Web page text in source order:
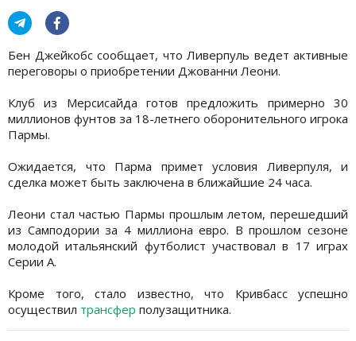
Бен Джейкобс сообщает, что Ливерпуль ведет активные
переговоры о приобретении Джованни Леони.
Клуб из Мерсисайда готов предложить примерно 30
миллионов фунтов за 18-летнего оборонительного игрока
Пармы.
Ожидается, что Парма примет условия Ливерпуля, и
сделка может быть заключена в ближайшие 24 часа.
Леони стал частью Пармы прошлым летом, перешедший
из Самподории за 4 миллиона евро. В прошлом сезоне
молодой итальянский футболист участвовал в 17 играх
Серии А.
Кроме того, стало известно, что Кривбасс успешно
осуществил трансфер полузащитника.